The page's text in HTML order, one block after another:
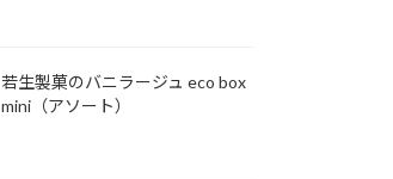
若生製菓のバニラージュ eco box
mini（アソート）